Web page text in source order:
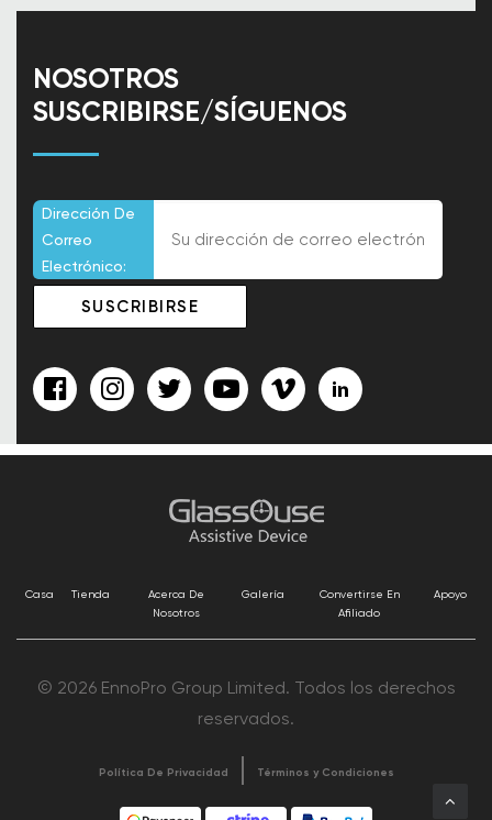
NOSOTROS
SUSCRIBIRSE/SÍGUENOS
Dirección De
Correo
Electrónico:
Casa Tienda
Acerca De
Nosotros
Galería
Convertirse En
Afiliado
Apoyo
© 2026 EnnoPro Group Limited. Todos los derechos
reservados.
Política De Privacidad Términos y Condiciones